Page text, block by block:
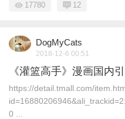
17780 12
DogMyCats
2018-12-6 00:51
《灌篮高手》漫画国内
https://detail.tmall.com/
0 ...